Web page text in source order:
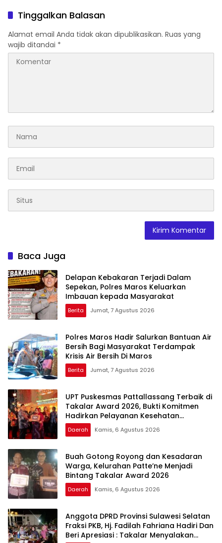
Takalar Menyalakan
Lentera Pengabdian
Melalui Malam Apresiasi
dan Inovasi Award 2026
Berprestasi
Tinggalkan Balasan
Alamat email Anda tidak akan dipublikasikan. Ruas yang
wajib ditandai *
Baca Juga
Delapan Kebakaran Terjadi Dalam
Sepekan, Polres Maros Keluarkan
Imbauan kepada Masyarakat
Berita Jumat, 7 Agustus 2026
Polres Maros Hadir Salurkan Bantuan Air
Bersih Bagi Masyarakat Terdampak
Krisis Air Bersih Di Maros
Berita Jumat, 7 Agustus 2026
UPT Puskesmas Pattallassang Terbaik di
Takalar Award 2026, Bukti Komitmen
Hadirkan Pelayanan Kesehatan
Berkualitas
Daerah Kamis, 6 Agustus 2026
Buah Gotong Royong dan Kesadaran
Warga, Kelurahan Patte’ne Menjadi
Bintang Takalar Award 2026
Daerah Kamis, 6 Agustus 2026
Anggota DPRD Provinsi Sulawesi Selatan
Fraksi PKB, Hj. Fadilah Fahriana Hadiri Dan
Beri Apresiasi : Takalar Menyalakan